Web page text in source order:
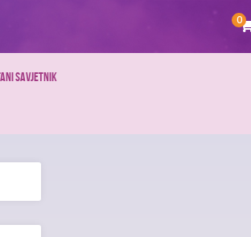
0
SAVJETNIK